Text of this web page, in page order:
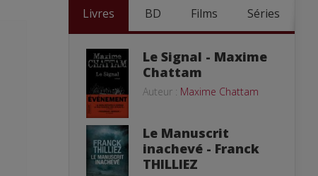
Livres BD Films Séries
Le Signal - Maxime
Chattam
Auteur : Maxime Chattam
Le Manuscrit
inachevé - Franck
THILLIEZ